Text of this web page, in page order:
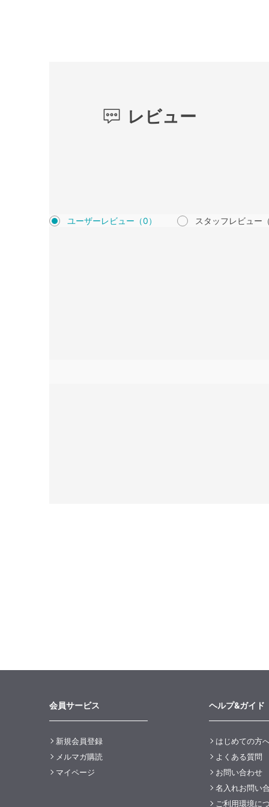
レビュー
ユーザーレビュー （0） スタッフレビュー
会員サービス
新規会員登録
メルマガ購読
マイページ
ヘルプ&ガイド
はじめての方
よくある質問
お問い合わせ
名入れお問い
ご利用環境に